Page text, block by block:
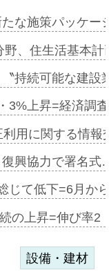
たな施策パッケ
野、住生活基本
持続可能な建
3%上昇=経済調
用に関する情
復興協力で署名
じて低下=6月か
の上昇=伸び率
設備・建材